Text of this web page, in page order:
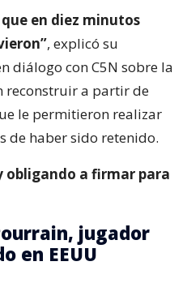
en diez minutos
, explicó su
diálogo con C5N sobre la
reconstruir a partir de
le permitieron realizar
de haber sido retenido.
obligando a firmar para
jugador
en EEUU